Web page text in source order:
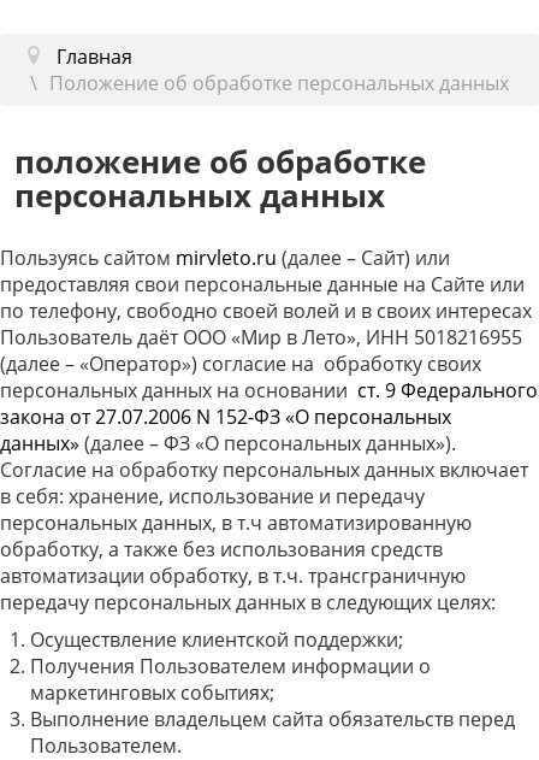
Главная
Положение об обработке персональных данных
положение об обработке
персональных данных
Пользуясь сайтом mirvleto.ru (далее – Сайт) или
предоставляя свои персональные данные на Сайте или
по телефону, свободно своей волей и в своих интересах
Пользователь даёт ООО «Мир в Лето», ИНН 5018216955
(далее – «Оператор») согласие на обработку своих
персональных данных на основании ст. 9 Федерального
закона от 27.07.2006 N 152-ФЗ «О персональных
данных» (далее – ФЗ «О персональных данных»).
Согласие на обработку персональных данных включает
в себя: хранение, использование и передачу
персональных данных, в т.ч автоматизированную
обработку, а также без использования средств
автоматизации обработку, в т.ч. трансграничную
передачу персональных данных в следующих целях:
Осуществление клиентской поддержки;
Получения Пользователем информации о
маркетинговых событиях;
Выполнение владельцем сайта обязательств перед
Пользователем.